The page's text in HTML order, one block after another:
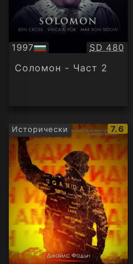
1997
БГ
аудио
Качество:
SD 480
Соломон - Част 2
Исторически
IMDb
7.6